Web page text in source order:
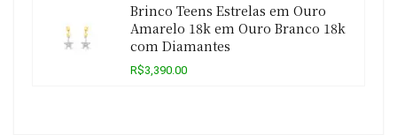
Brinco Teens Estrelas em Ouro
Amarelo 18k em Ouro Branco 18k
com Diamantes
R$3,390.00